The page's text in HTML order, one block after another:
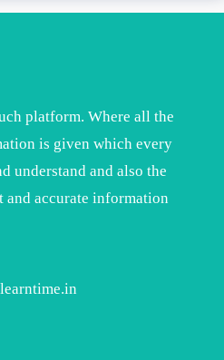
platform. Where all the
is given which every
understand and also the
and accurate information